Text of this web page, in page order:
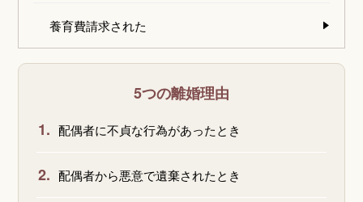
養育費請求された
5つの離婚理由
1. 配偶者に不貞な行為があったとき
2. 配偶者から悪意で遺棄されたとき